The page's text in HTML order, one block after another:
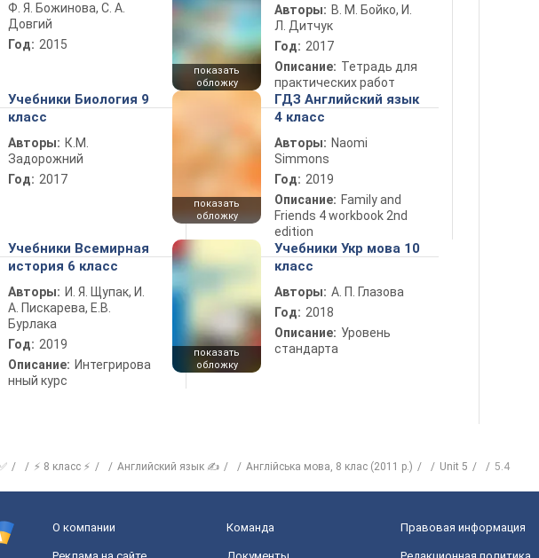
Ф. Я. Божинова, С. А.
Довгий
Год: 2015
показать
обложку
Авторы: В. М. Бойко, И.
Л. Дитчук
Год: 2017
Описание: Тетрадь для
практических работ
Учебники Биология 9
класс
Авторы: К.М.
Задорожний
Год: 2017
показать
обложку
ГДЗ Английский язык
4 класс
Авторы: Naomi
Simmons
Год: 2019
Описание: Family and
Friends 4 workbook 2nd
edition
Учебники Всемирная
история 6 класс
Авторы: И. Я. Щупак, И.
А. Пискарева, Е.В.
Бурлака
Год: 2019
Описание: Интегрирова
нный курс
показать
обложку
Учебники Укр мова 10
класс
Авторы: А. П. Глазова
Год: 2018
Описание: Уровень
стандарта
⚡ 8 класс ⚡ Английский язык ✍ Англійська мова, 8 клас (2011 р.) Unit 5 5.4
О компании Команда Правовая информация